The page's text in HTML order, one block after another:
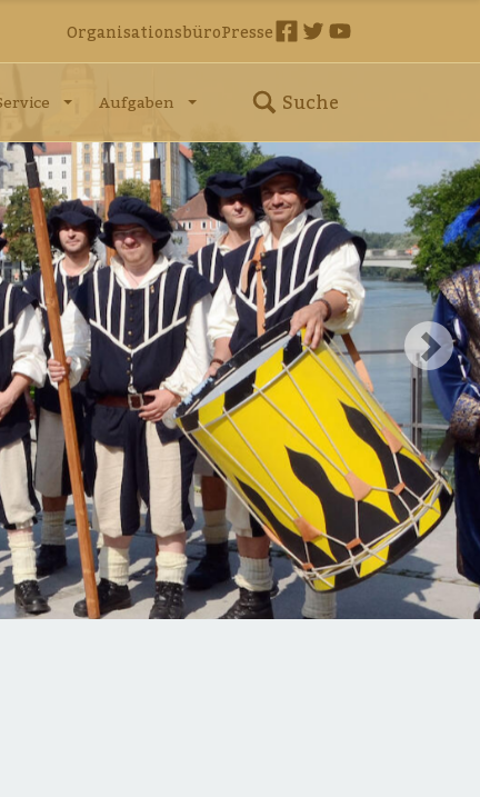
OrganisationsbüroPresse
Aufgaben Suche